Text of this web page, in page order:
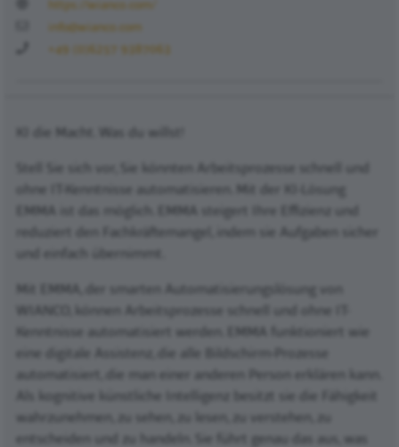
https://wianco.com/
info@wianco.com
+49 (0)6257 9387063
KI die Macht. Was du willst!
Stell Sie sich vor, Sie könnten Arbeitsprozesse schnell und
ohne IT-Kenntnisse automatisieren. Mit der KI-Lösung
EMMA ist das möglich. EMMA steigert Ihre Effizienz und
reduziert den Fachkräftemangel, indem sie Aufgaben sicher
und einfach übernimmt.
Mit EMMA, der smarten Automatisierungslösung von
WIANCO, können Arbeitsprozesse schnell und ohne IT-
Kenntnisse automatisiert werden. EMMA funktioniert wie
eine digitale Assistenz, die alle Bildschirm-Prozesse
automatisiert, die man einer anderen Person erklären kann.
Als kognitive künstliche Intelligenz besitzt sie die Fähigkeit
wahrzunehmen, zu sehen, zu lesen, zu verstehen, zu
entscheiden und zu handeln. Sie führt genau das aus, was